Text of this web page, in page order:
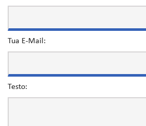
Tua E-Mail:
Testo: